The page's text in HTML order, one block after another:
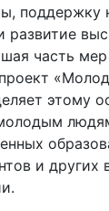
поддержку
развитие
часть
этому
и